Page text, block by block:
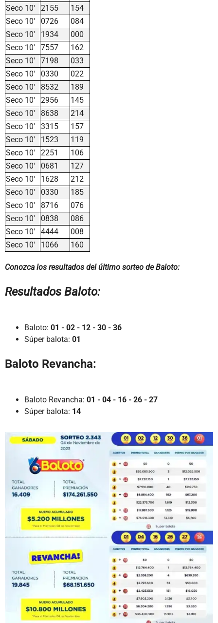
Seco 10'
2155
154
Seco 10'
0726
084
Seco 10'
1934
000
Seco 10'
7557
162
Seco 10'
7198
033
Seco 10'
0330
022
Seco 10'
8532
189
Seco 10'
2956
145
Seco 10'
8638
214
Seco 10'
3315
157
Seco 10'
1523
119
Seco 10'
2251
106
Seco 10'
0681
127
Seco 10'
1628
212
Seco 10'
0330
185
Seco 10'
8716
076
Seco 10'
0838
086
Seco 10'
4444
008
Seco 10'
1066 160
Conozca los resultados del último sorteo de Baloto:
Resultados Baloto:
Baloto: 01 - 02 - 12 - 30 - 36
Súper balota: 01
Baloto Revancha:
Baloto Revancha: 01 - 04 - 16 - 26 - 27
Súper balota: 14